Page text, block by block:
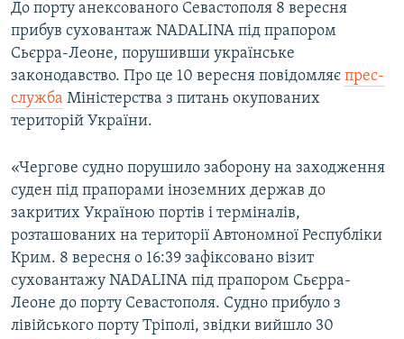
Усі сайти RFE/RL
До порту анексованого Севастополя 8 вересня
прибув суховантаж NADALINA під прапором
Сьєрра-Леоне, порушивши українське
законодавство. Про це 10 вересня повідомляє прес-
служба Міністерства з питань окупованих
територій України.
«Чергове судно порушило заборону на заходження
суден під прапорами іноземних держав до
закритих Україною портів і терміналів,
розташованих на території Автономної Республіки
Крим. 8 вересня о 16:39 зафіксовано візит
суховантажу NADALINA під прапором Сьєрра-
Леоне до порту Севастополя. Судно прибуло з
лівійського порту Тріполі, звідки вийшло 30